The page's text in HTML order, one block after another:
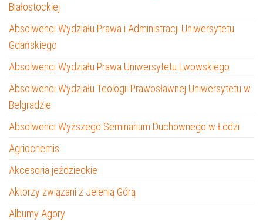
Białostockiej
Absolwenci Wydziału Prawa i Administracji Uniwersytetu
Gdańskiego
Absolwenci Wydziału Prawa Uniwersytetu Lwowskiego
Absolwenci Wydziału Teologii Prawosławnej Uniwersytetu w
Belgradzie
Absolwenci Wyższego Seminarium Duchownego w Łodzi
Agriocnemis
Akcesoria jeździeckie
Aktorzy związani z Jelenią Górą
Albumy Agory